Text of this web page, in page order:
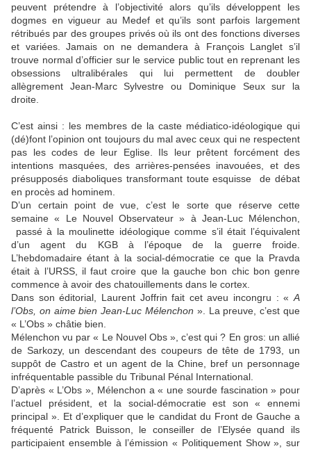
peuvent prétendre à l’objectivité alors qu’ils développent les
dogmes en vigueur au Medef et qu’ils sont parfois largement
rétribués par des groupes privés où ils ont des fonctions diverses
et variées. Jamais on ne demandera à François Langlet s’il
trouve normal d’officier sur le service public tout en reprenant les
obsessions ultralibérales qui lui permettent de doubler
allègrement Jean-Marc Sylvestre ou Dominique Seux sur la
droite.
C’est ainsi : les membres de la caste médiatico-idéologique qui
(dé)font l’opinion ont toujours du mal avec ceux qui ne respectent
pas les codes de leur Eglise. Ils leur prêtent forcément des
intentions masquées, des arrières-pensées inavouées, et des
présupposés diaboliques transformant toute esquisse de débat
en procès ad hominem.
D’un certain point de vue, c’est le sorte que réserve cette
semaine « Le Nouvel Observateur » à Jean-Luc Mélenchon,
passé à la moulinette idéologique comme s’il était l’équivalent
d’un agent du KGB à l’époque de la guerre froide.
L’hebdomadaire étant à la social-démocratie ce que la Pravda
était à l’URSS, il faut croire que la gauche bon chic bon genre
commence à avoir des chatouillements dans le cortex.
Dans son éditorial, Laurent Joffrin fait cet aveu incongru : « A
l’Obs, on aime bien Jean-Luc Mélenchon ». La preuve, c’est que
« L’Obs » châtie bien.
Mélenchon vu par « Le Nouvel Obs », c’est qui ? En gros: un allié
de Sarkozy, un descendant des coupeurs de tête de 1793, un
suppôt de Castro et un agent de la Chine, bref un personnage
infréquentable passible du Tribunal Pénal International.
D’après « L’Obs », Mélenchon a « une sourde fascination » pour
l’actuel président, et la social-démocratie est son « ennemi
principal ». Et d’expliquer que le candidat du Front de Gauche a
fréquenté Patrick Buisson, le conseiller de l’Elysée quand ils
participaient ensemble à l’émission « Politiquement Show », sur